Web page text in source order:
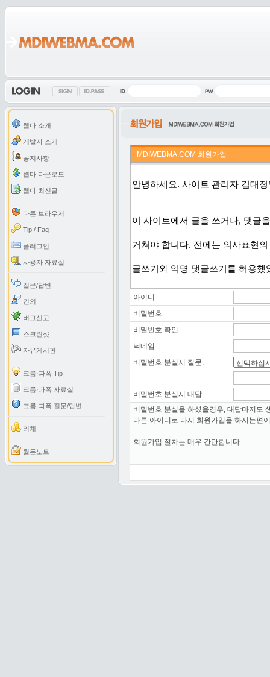
웹마 소개
개발자 소개
공지사항
웹마 다운로드
웹마 최신글
다른 브라우저
Tip / Faq
플러그인
사용자 자료실
질문/답변
건의
버그신고
스크린샷
자유게시판
크롬·파폭 Tip
크롬·파폭 자료실
크롬·파폭 질문/답변
리채
월든노트
MDIWEBMA.COM 회원가입
아이디
비밀번호
비밀번호 확인
닉네임
비밀번호 분실시 질문.
비밀번호 분실시 대답
비밀번호 분실을 하셨을경우, 대답마저도
다른 아이디로 다시 회원가입을 하시는편
회원가입 절차는 매우 간단합니다.